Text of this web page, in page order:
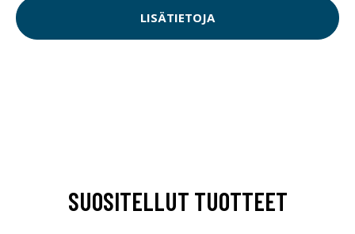
LISÄTIETOJA
SUOSITELLUT TUOTTEET